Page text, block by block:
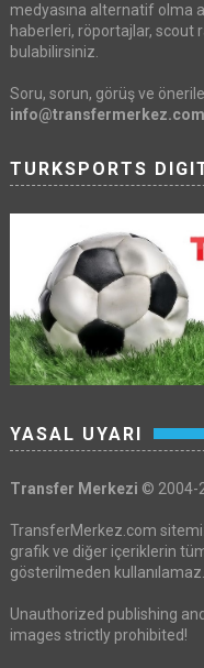
medyasına alternatif olma
haberleri, röportajlar, scout
bulabilirsiniz.
Soru, sorun, görüş ve
info@transfermerkez.com
TURKSPORTS
YASAL UYARI
Transfer Merkezi © 2004-
TransferMerkez.com
grafik ve diğer içeriklerin
gösterilmeden kullanılamaz.
Unauthorized publishing
images strictly prohibited!